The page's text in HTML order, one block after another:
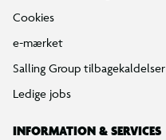
Cookies
e-mærket
Salling Group tilbagekaldelser
Ledige jobs
INFORMATION & SERVICES